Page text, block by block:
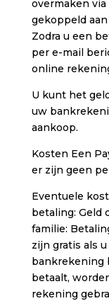
overmaken
gekoppeld
Zodra u een
per e-mail
online
U kunt het
uw
aankoop.
Kosten Een
er zijn geen
Eventuele
betaling: Geld
familie:
zijn gratis als
bankrekening
betaalt,
rekening